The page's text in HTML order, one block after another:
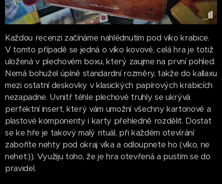
Každou recenzi začínáme nahlédnutím pod víko krabice.
V tomto případě se jedná o víko kovové, celá hra je totiž
uložená v plechovém boxu, který zaujme na první pohled.
Nemá bohužel úplně standardní rozměry, takže do kallaxu
mezi ostatní deskovky v klasických papírových krabicích
nezapadne. Uvnitř téhle plechové truhly se ukrývá
perfektní insert, který vám umožní všechny kartonové a
plastové komponenty i karty přehledně rozdělit. Dostat
se ke hře je takový malý rituál, při každém otevírání
zaboříte nehty pod okraj víka a odloupnete ho (víko, ne
nehet:)). Využiju toho, že je hra otevřená a pustím se do
pravidel.